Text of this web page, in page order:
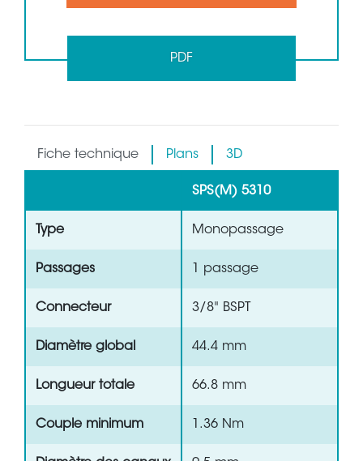
PDF
Fiche technique Plans 3D
SPS(M) 5310
Type Monopassage
Passages 1 passage
Connecteur 3/8" BSPT
Diamètre global 44.4 mm
Longueur totale 66.8 mm
Couple minimum 1.36 Nm